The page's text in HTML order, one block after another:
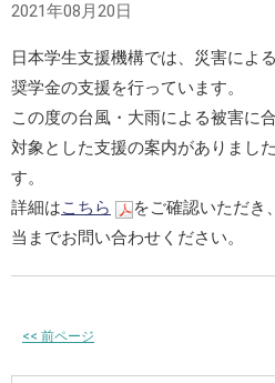
2021年08月20日
日本学生支援機構では、災害によ
奨学金の支援を行っています。
この度の台風・大雨による被害に
対象とした支援の案内がありまし
す。
詳細はこちら
をご確認いただ
当までお問い合わせください。
<< 前ページ